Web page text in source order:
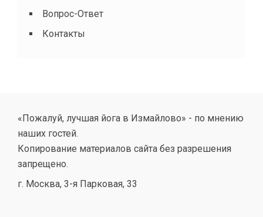
Вопрос-Ответ
Контакты
«Пожалуй, лучшая йога в Измайлово» - по мнению
наших гостей.
Копирование материалов сайта без разрешения
запрещено.
г. Москва, 3-я Парковая, 33